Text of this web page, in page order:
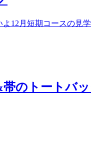
12月短期コースの見
帯のトートバ